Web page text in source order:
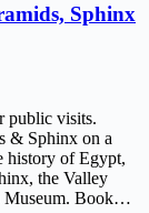
Sphinx
public visits.
& Sphinx on a
history of Egypt,
the Valley
Museum. Book…